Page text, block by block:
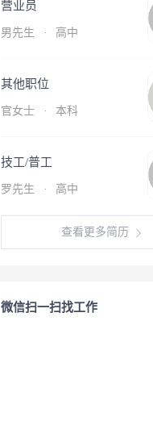
营业员
男先生 · 高中
其他职位
官女士 · 本科
技工/普工
罗先生 · 高中
查看更多简历
微信扫一扫找工作